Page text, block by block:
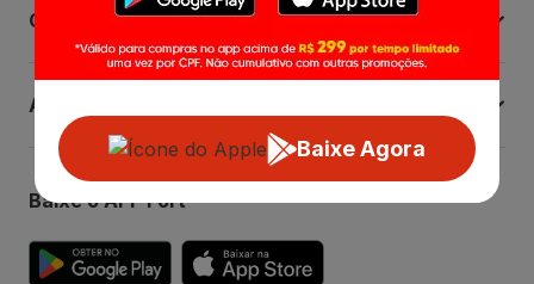
Baixe Agora
Central de Ajuda
Atendimento
Baixe o APP Fort